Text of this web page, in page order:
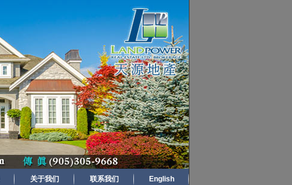
关于我们 联系我们 English